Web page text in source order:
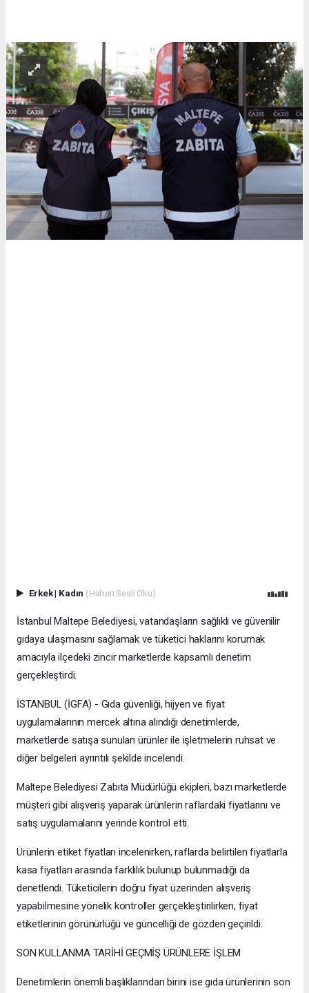
Erkek| Kadın (Haberi Sesli Oku)
İstanbul Maltepe Belediyesi, vatandaşların sağlıklı ve güvenilir
gıdaya ulaşmasını sağlamak ve tüketici haklarını korumak
amacıyla ilçedeki zincir marketlerde kapsamlı denetim
gerçekleştirdi.
İSTANBUL (İGFA) - Gıda güvenliği, hijyen ve fiyat
uygulamalarının mercek altına alındığı denetimlerde,
marketlerde satışa sunulan ürünler ile işletmelerin ruhsat ve
diğer belgeleri ayrıntılı şekilde incelendi.
Maltepe Belediyesi Zabıta Müdürlüğü ekipleri, bazı marketlerde
müşteri gibi alışveriş yaparak ürünlerin raflardaki fiyatlarını ve
satış uygulamalarını yerinde kontrol etti.
Ürünlerin etiket fiyatları incelenirken, raflarda belirtilen fiyatlarla
kasa fiyatları arasında farklılık bulunup bulunmadığı da
denetlendi. Tüketicilerin doğru fiyat üzerinden alışveriş
yapabilmesine yönelik kontroller gerçekleştirilirken, fiyat
etiketlerinin görünürlüğü ve güncelliği de gözden geçirildi.
SON KULLANMA TARİHİ GEÇMİŞ ÜRÜNLERE İŞLEM
Denetimlerin önemli başlıklarından birini ise gıda ürünlerinin son